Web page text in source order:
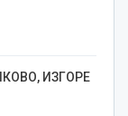
ИЗГОРЕ